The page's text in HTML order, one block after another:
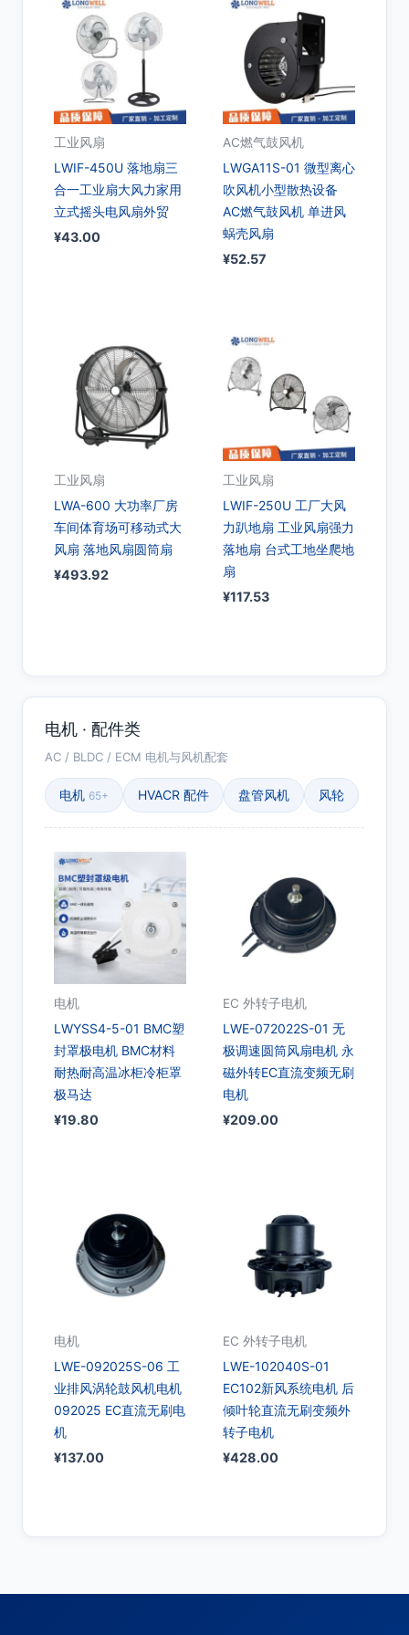
工业风扇
LWIF-450U 落地扇三
合一工业扇大风力家用
立式摇头电风扇外贸
¥43.00
AC燃气鼓风机
LWGA11S-01 微型离心
吹风机小型散热设备
AC燃气鼓风机 单进风
蜗壳风扇
¥52.57
工业风扇
LWA-600 大功率厂房
车间体育场可移动式大
风扇 落地风扇圆筒扇
¥493.92
工业风扇
LWIF-250U 工厂大风
力趴地扇 工业风扇强力
落地扇 台式工地坐爬地
扇
¥117.53
电机 · 配件类
AC / BLDC / ECM 电机与风机配套
电机 65+ HVACR 配件 盘管风机 风轮
电机
LWYSS4-5-01 BMC塑
封罩极电机 BMC材料
耐热耐高温冰柜冷柜罩
极马达
¥19.80
EC 外转子电机
LWE-072022S-01 无
极调速圆筒风扇电机 永
磁外转EC直流变频无刷
电机
¥209.00
电机
LWE-092025S-06 工
业排风涡轮鼓风机电机
092025 EC直流无刷电
机
¥137.00
EC 外转子电机
LWE-102040S-01
EC102新风系统电机 后
倾叶轮直流无刷变频外
转子电机
¥428.00